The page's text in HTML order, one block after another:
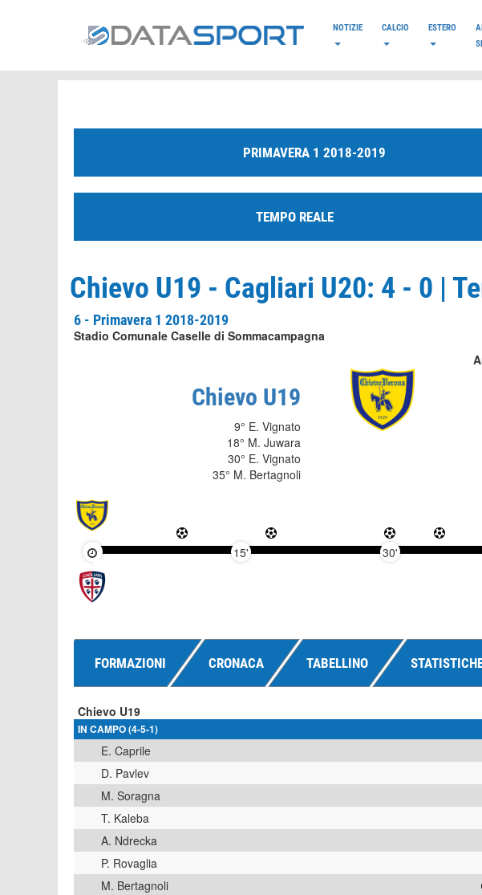
NOTIZIE CALCIO ESTERO
PRIMAVERA 1 2018-2019
TEMPO REALE
Chievo U19 - Cagliari U20: 4 - 0 |
6 - Primavera 1 2018-2019
Stadio Comunale Caselle di Sommacampagna
Chievo U19
9° E. Vignato
18° M. Juwara
30° E. Vignato
35° M. Bertagnoli
15' 30'
FORMAZIONI CRONACA TABELLINO
Chievo U19
IN CAMPO (4-5-1)
E. Caprile
D. Pavlev
M. Soragna
T. Kaleba
A. Ndrecka
P. Rovaglia
M. Bertagnoli